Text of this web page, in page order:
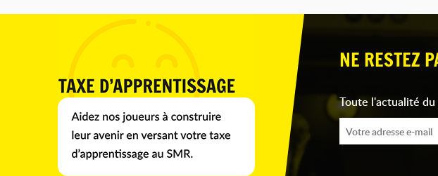
NE RESTEZ
Toute l'actualité